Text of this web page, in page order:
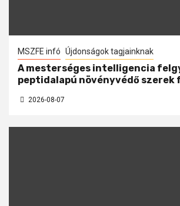
MSZFE infó Újdonságok tagjainknak
A mesterséges intelligencia
peptidalapú növényvédő
2026-08-07